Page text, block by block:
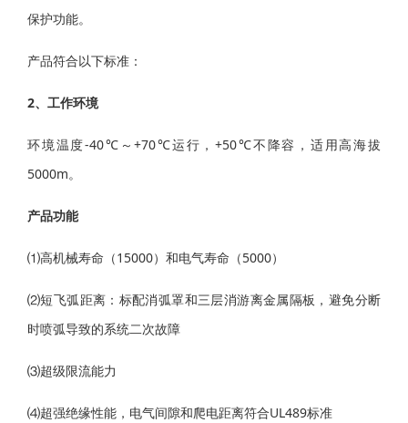
保护功能。
产品符合以下标准：
2、工作环境
环境温度-40℃～+70℃运行，+50℃不降容，适用高海拔
5000m。
产品功能
⑴高机械寿命（15000）和电气寿命（5000）
⑵短飞弧距离：标配消弧罩和三层消游离金属隔板，避免分断
时喷弧导致的系统二次故障
⑶超级限流能力
⑷超强绝缘性能，电气间隙和爬电距离符合UL489标准